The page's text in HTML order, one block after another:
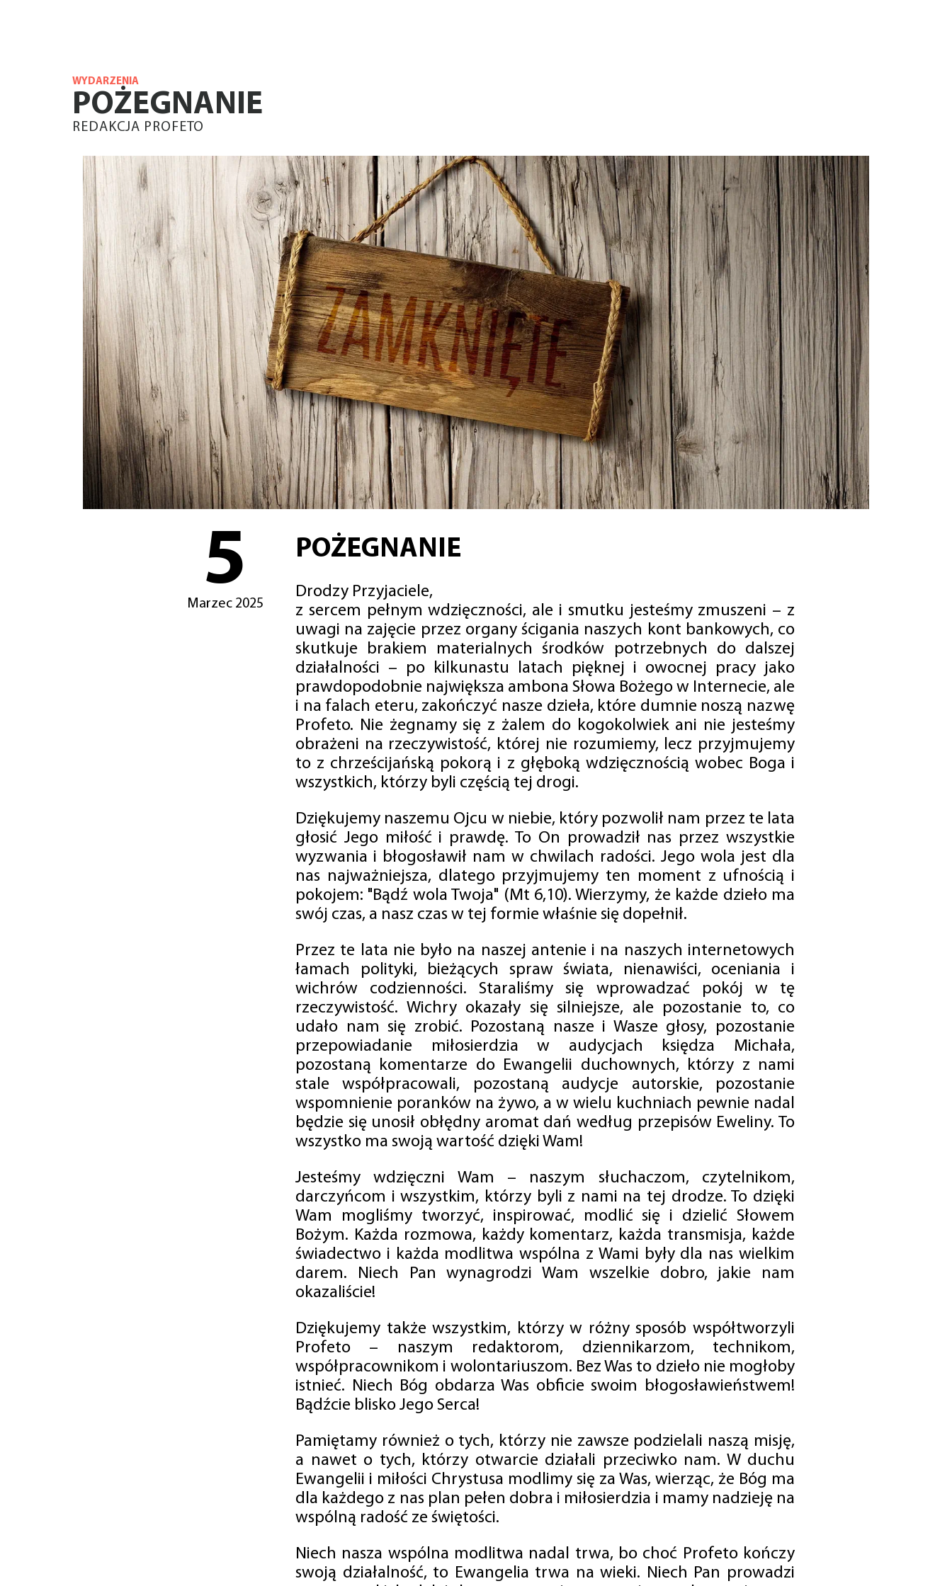
WYDARZENIA
POŻEGNANIE
REDAKCJA PROFETO
5
Marzec 2025
POŻEGNANIE
Drodzy Przyjaciele,
z sercem pełnym wdzięczności, ale i smutku jesteśmy zmuszeni – z
uwagi na zajęcie przez organy ścigania naszych kont bankowych, co
skutkuje brakiem materialnych środków potrzebnych do dalszej
działalności – po kilkunastu latach pięknej i owocnej pracy jako
prawdopodobnie największa ambona Słowa Bożego w Internecie, ale
i na falach eteru, zakończyć nasze dzieła, które dumnie noszą nazwę
Profeto. Nie żegnamy się z żalem do kogokolwiek ani nie jesteśmy
obrażeni na rzeczywistość, której nie rozumiemy, lecz przyjmujemy
to z chrześcijańską pokorą i z głęboką wdzięcznością wobec Boga i
wszystkich, którzy byli częścią tej drogi.
Dziękujemy naszemu Ojcu w niebie, który pozwolił nam przez te lata
głosić Jego miłość i prawdę. To On prowadził nas przez wszystkie
wyzwania i błogosławił nam w chwilach radości. Jego wola jest dla
nas najważniejsza, dlatego przyjmujemy ten moment z ufnością i
pokojem: "Bądź wola Twoja" (Mt 6,10). Wierzymy, że każde dzieło ma
swój czas, a nasz czas w tej formie właśnie się dopełnił.
Przez te lata nie było na naszej antenie i na naszych internetowych
łamach polityki, bieżących spraw świata, nienawiści, oceniania i
wichrów codzienności. Staraliśmy się wprowadzać pokój w tę
rzeczywistość. Wichry okazały się silniejsze, ale pozostanie to, co
udało nam się zrobić. Pozostaną nasze i Wasze głosy, pozostanie
przepowiadanie miłosierdzia w audycjach księdza Michała,
pozostaną komentarze do Ewangelii duchownych, którzy z nami
stale współpracowali, pozostaną audycje autorskie, pozostanie
wspomnienie poranków na żywo, a w wielu kuchniach pewnie nadal
będzie się unosił obłędny aromat dań według przepisów Eweliny. To
wszystko ma swoją wartość dzięki Wam!
Jesteśmy wdzięczni Wam – naszym słuchaczom, czytelnikom,
darczyńcom i wszystkim, którzy byli z nami na tej drodze. To dzięki
Wam mogliśmy tworzyć, inspirować, modlić się i dzielić Słowem
Bożym. Każda rozmowa, każdy komentarz, każda transmisja, każde
świadectwo i każda modlitwa wspólna z Wami były dla nas wielkim
darem. Niech Pan wynagrodzi Wam wszelkie dobro, jakie nam
okazaliście!
Dziękujemy także wszystkim, którzy w różny sposób współtworzyli
Profeto – naszym redaktorom, dziennikarzom, technikom,
współpracownikom i wolontariuszom. Bez Was to dzieło nie mogłoby
istnieć. Niech Bóg obdarza Was obficie swoim błogosławieństwem!
Bądźcie blisko Jego Serca!
Pamiętamy również o tych, którzy nie zawsze podzielali naszą misję,
a nawet o tych, którzy otwarcie działali przeciwko nam. W duchu
Ewangelii i miłości Chrystusa modlimy się za Was, wierząc, że Bóg ma
dla każdego z nas plan pełen dobra i miłosierdzia i mamy nadzieję na
wspólną radość ze świętości.
Niech nasza wspólna modlitwa nadal trwa, bo choć Profeto kończy
swoją działalność, to Ewangelia trwa na wieki. Niech Pan prowadzi